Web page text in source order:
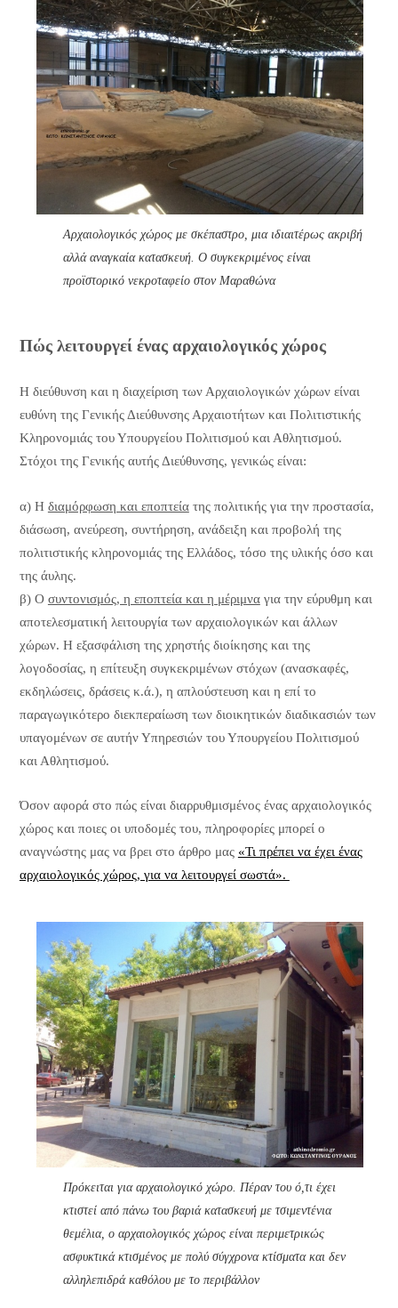
Αρχαιολογικός χώρος με σκέπαστρο, μια ιδιαιτέρως ακριβή
αλλά αναγκαία κατασκευή. Ο συγκεκριμένος είναι
προϊστορικό νεκροταφείο στον Μαραθώνα
Πώς λειτουργεί ένας αρχαιολογικός χώρος
Η διεύθυνση και η διαχείριση των Αρχαιολογικών χώρων είναι
ευθύνη της Γενικής Διεύθυνσης Αρχαιοτήτων και Πολιτιστικής
Κληρονομιάς του Υπουργείου Πολιτισμού και Αθλητισμού.
Στόχοι της Γενικής αυτής Διεύθυνσης, γενικώς είναι:
α) Η διαμόρφωση και εποπτείατης πολιτικής για την προστασία,
διάσωση, ανεύρεση, συντήρηση, ανάδειξη και προβολή της
πολιτιστικής κληρονομιάς της Ελλάδος, τόσο της υλικής όσο και
της άυλης.
β) Ο συντονισμός, η εποπτεία και η μέριμναγια την εύρυθμη και
αποτελεσματική λειτουργία των αρχαιολογικών και άλλων
χώρων. Η εξασφάλιση της χρηστής διοίκησης και της
λογοδοσίας, η επίτευξη συγκεκριμένων στόχων (ανασκαφές,
εκδηλώσεις, δράσεις κ.ά.), η απλούστευση και η επί το
παραγωγικότερο διεκπεραίωση των διοικητικών διαδικασιών των
υπαγομένων σε αυτήν Υπηρεσιών του Υπουργείου Πολιτισμού
και Αθλητισμού.
Όσον αφορά στο πώς είναι διαρρυθμισμένος ένας αρχαιολογικός
χώρος και ποιες οι υποδομές του, πληροφορίες μπορεί ο
αναγνώστης μας να βρει στο άρθρο μας «Τι πρέπει να έχει ένας
αρχαιολογικός χώρος, για να λειτουργεί σωστά».
Πρόκειται για αρχαιολογικό χώρο. Πέραν του ό,τι έχει
κτιστεί από πάνω του βαριά κατασκευή με τσιμεντένια
θεμέλια, ο αρχαιολογικός χώρος είναι περιμετρικώς
ασφυκτικά κτισμένος με πολύ σύγχρονα κτίσματα και δεν
αλληλεπιδρά καθόλου με το περιβάλλον